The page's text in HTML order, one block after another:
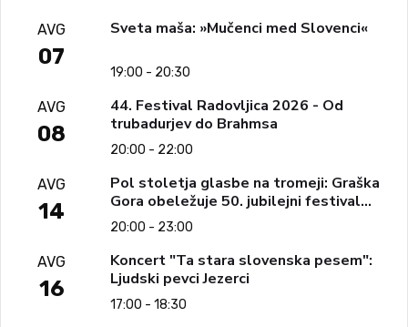
AVG
07
Sveta maša: »Mučenci med Slovenci«
19:00 - 20:30
AVG
08
44. Festival Radovljica 2026 - Od
trubadurjev do Brahmsa
20:00 - 22:00
AVG
14
Pol stoletja glasbe na tromeji: Graška
Gora obeležuje 50. jubilejni festival
narodno-zabavne glasbe
20:00 - 23:00
AVG
16
Koncert "Ta stara slovenska pesem":
Ljudski pevci Jezerci
17:00 - 18:30